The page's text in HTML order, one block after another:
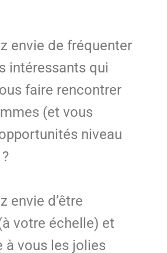
envie de fréquenter
intéressants qui
faire rencontrer
(et vous
niveau
envie d’être
(à votre échelle) et
à vous les jolies